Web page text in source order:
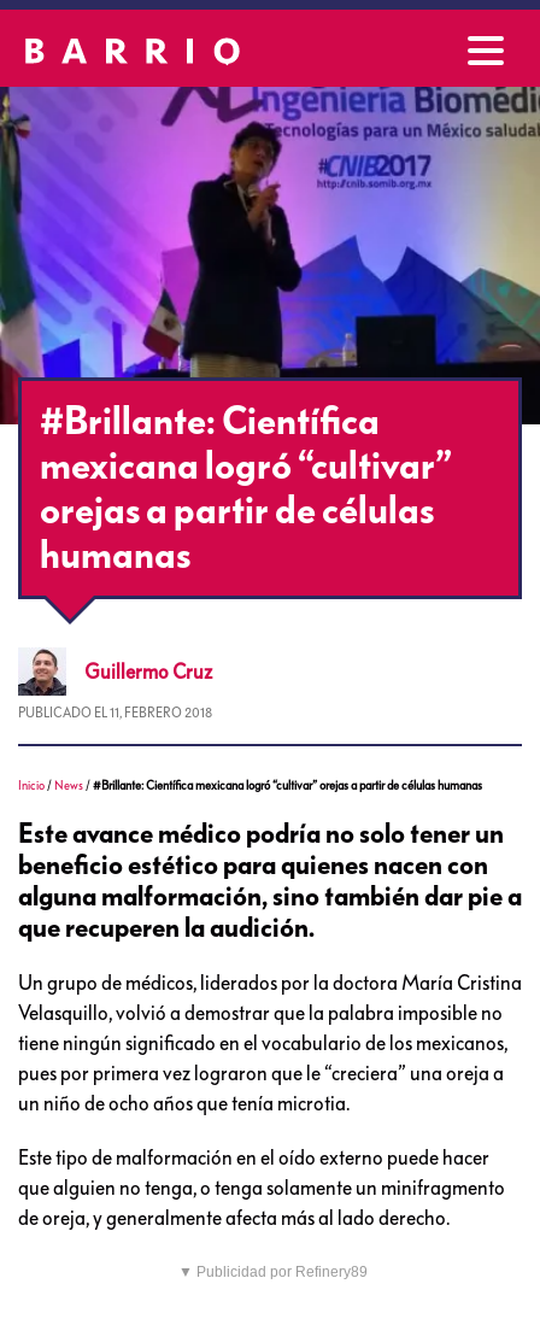
#Brillante: Científica
mexicana logró “cultivar”
orejas a partir de células
humanas
Guillermo Cruz
PUBLICADO EL 11, FEBRERO 2018
Inicio / News /#Brillante: Científica mexicana logró “cultivar” orejas a partir de células humanas
Este avance médico podría no solo tener un
beneficio estético para quienes nacen con
alguna malformación, sino también dar pie a
que recuperen la audición.
Un grupo de médicos, liderados por la doctora María Cristina
Velasquillo, volvió a demostrar que la palabra imposible no
tiene ningún significado en el vocabulario de los mexicanos,
pues por primera vez lograron que le “creciera” una oreja a
un niño de ocho años que tenía microtia.
Este tipo de malformación en el oído externo puede hacer
que alguien no tenga, o tenga solamente un minifragmento
de oreja, y generalmente afecta más al lado derecho.
▼ Publicidad por Refinery89